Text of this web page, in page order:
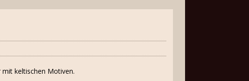
keltischen Motiven.